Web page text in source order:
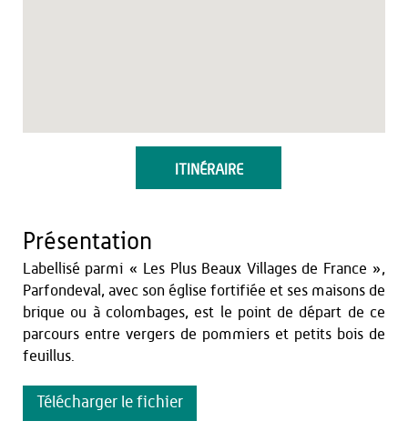
ITINÉRAIRE
Présentation
Labellisé parmi « Les Plus Beaux Villages de France »,
Parfondeval, avec son église fortifiée et ses maisons de
brique ou à colombages, est le point de départ de ce
parcours entre vergers de pommiers et petits bois de
feuillus.
Télécharger le fichier